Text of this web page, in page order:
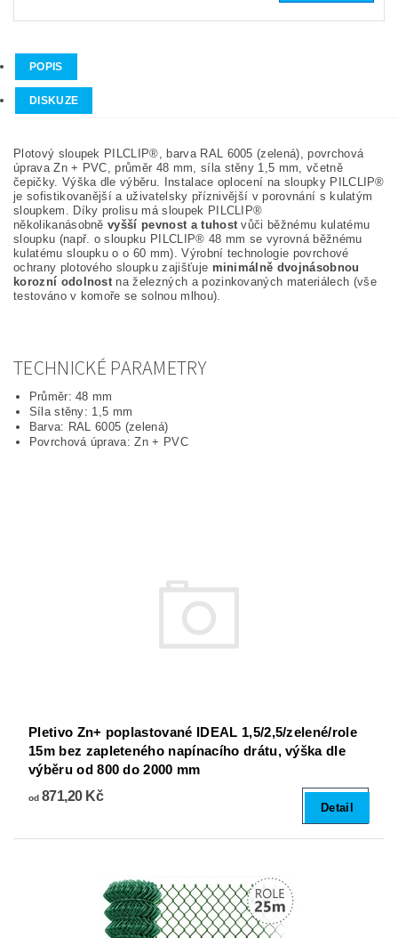
POPIS
DISKUZE
Plotový sloupek PILCLIP®, barva RAL 6005 (zelená), povrchová
úprava Zn + PVC, průměr 48 mm, síla stěny 1,5 mm, včetně
čepičky. Výška dle výběru. Instalace oplocení na sloupky PILCLIP®
je sofistikovanější a uživatelsky příznivější v porovnání s kulatým
sloupkem. Díky prolisu má sloupek PILCLIP®
několikanásobněvyšší pevnost a tuhost vůči běžnému kulatému
sloupku (např. o sloupku PILCLIP® 48 mm se vyrovná běžnému
kulatému sloupku o o 60 mm). Výrobní technologie povrchové
ochrany plotového sloupku zajišťuje minimálně dvojnásobnou
korozní odolnost na železných a pozinkovaných materiálech (vše
testováno v komoře se solnou mlhou).
TECHNICKÉ PARAMETRY
Průměr: 48 mm
Síla stěny: 1,5 mm
Barva: RAL 6005 (zelená)
Povrchová úprava: Zn + PVC
Pletivo Zn+ poplastované IDEAL 1,5/2,5/zelené/role
15m bez zapleteného napínacího drátu, výška dle
výběru od 800 do 2000 mm
od871,20 Kč
Detail